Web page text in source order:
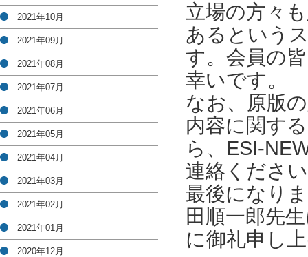
立場の方々
あるという
す。会員の
幸いです。
なお、原版
内容に関す
ら、ESI-
連絡くださ
最後になり
田順一郎先
に御礼申し
2021年10月
2021年09月
2021年08月
2021年07月
2021年06月
2021年05月
2021年04月
2021年03月
2021年02月
2021年01月
2020年12月